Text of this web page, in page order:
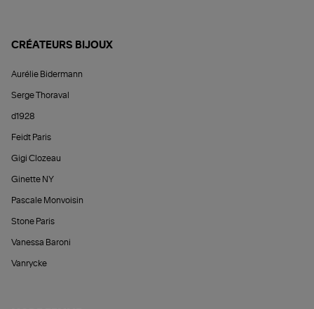
CRÉATEURS BIJOUX
Aurélie Bidermann
Serge Thoraval
d1928
Feidt Paris
Gigi Clozeau
Ginette NY
Pascale Monvoisin
Stone Paris
Vanessa Baroni
Vanrycke